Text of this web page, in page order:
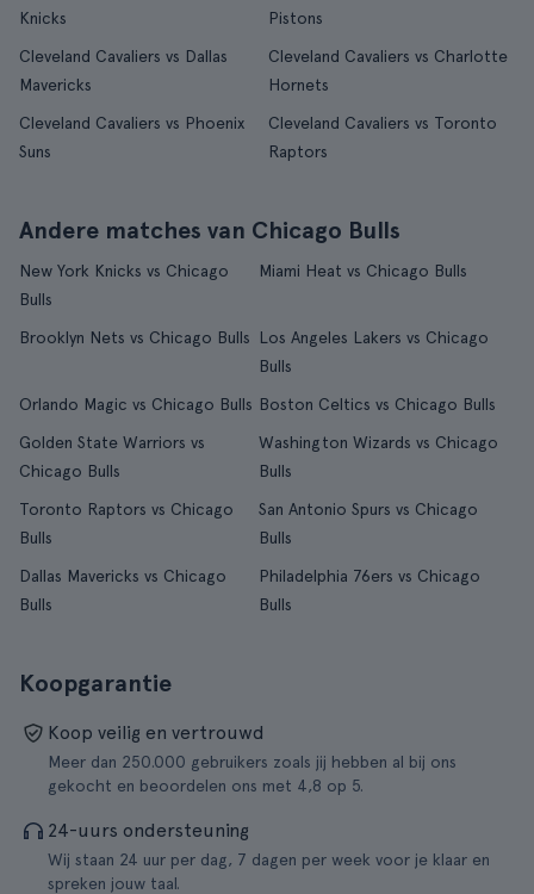
Knicks
Pistons
Cleveland Cavaliers vs Dallas
Mavericks
Cleveland Cavaliers vs Charlotte
Hornets
Cleveland Cavaliers vs Phoenix
Suns
Cleveland Cavaliers vs Toronto
Raptors
Andere matches van Chicago Bulls
New York Knicks vs Chicago
Bulls
Miami Heat vs Chicago Bulls
Brooklyn Nets vs Chicago Bulls
Los Angeles Lakers vs Chicago
Bulls
Orlando Magic vs Chicago Bulls Boston Celtics vs Chicago Bulls
Golden State Warriors vs
Chicago Bulls
Washington Wizards vs Chicago
Bulls
Toronto Raptors vs Chicago
Bulls
San Antonio Spurs vs Chicago
Bulls
Dallas Mavericks vs Chicago
Bulls
Philadelphia 76ers vs Chicago
Bulls
Koopgarantie
Koop veilig en vertrouwd
Meer dan 250.000 gebruikers zoals jij hebben al bij ons
gekocht en beoordelen ons met 4,8 op 5.
24-uurs ondersteuning
Wij staan 24 uur per dag, 7 dagen per week voor je klaar en
spreken jouw taal.